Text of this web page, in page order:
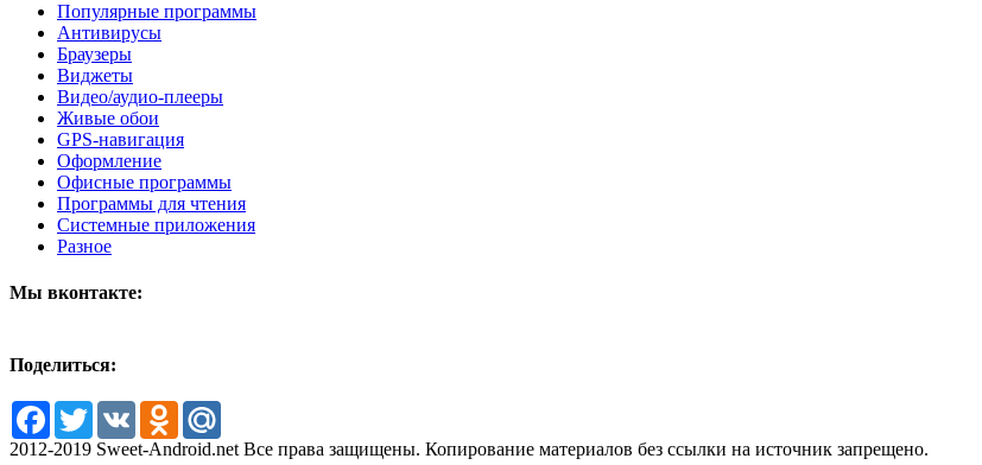
Популярные программы
Антивирусы
Браузеры
Виджеты
Видео/аудио-плееры
Живые обои
GPS-навигация
Оформление
Офисные программы
Программы для чтения
Системные приложения
Разное
Мы вконтакте:
Поделиться:
Facebook
TwitterVK Odnoklassniki
2012-2019 Sweet-Android.net Все права защищены. Копирование материалов без ссылки на источник запрещено.